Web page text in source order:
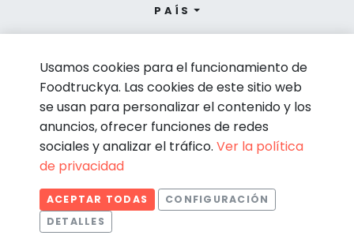
PAÍS
© Foodtruckya 2026
Condiciones de contratación Política de privacidad
Aviso legal
Usamos cookies para el funcionamiento de
Foodtruckya. Las cookies de este sitio web
se usan para personalizar el contenido y los
anuncios, ofrecer funciones de redes
sociales y analizar el tráfico. Ver la política
de privacidad
ACEPTAR TODAS
CONFIGURACIÓN
DETALLES